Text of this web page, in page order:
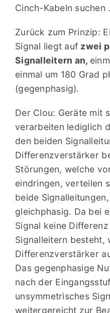
Cinch-Kabeln suchen
Zurück zum Prinzip:
Signal liegt auf zwei
Signalleitern an,
einmal um 180 Grad
(gegenphasig).
Der Clou: Geräte mit
verarbeiten lediglich
den beiden
Differenzverstärker
Störungen, welche
eindringen, verteilen
beide
gleichphasig. Da bei
Signal keine
Signalleitern besteht,
Differenzverstärker
Das gegenphasige
nach der
unsymmetrisches
weitergereicht zur